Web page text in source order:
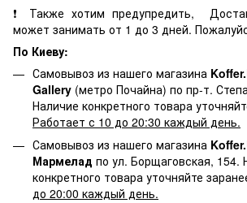
❗ Также хотим предупредить,
может занимать от 1 до 3 дней.
По Киеву:
Самовывоз из нашего магазина
Gallery (метро Почайна) по пр-т.
Наличие конкретного товара
Работает с 10 до 20:30 каждый день.
Самовывоз из нашего магазина
Мармелад по ул. Борщаговская, 154.
конкретного товара уточняйте
до 20:00 каждый день.